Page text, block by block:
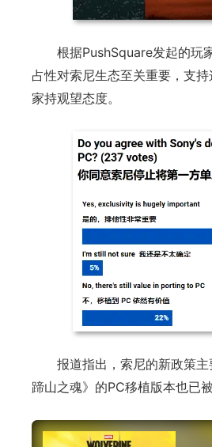
根据PushSquare发起的玩
占性对索尼生态至关重要，支
家持观望态度。
报道指出，索尼的新政策
蹄山之魂》的PC移植版本也已
正惊漫谈
什么网游翅
的刚需"？